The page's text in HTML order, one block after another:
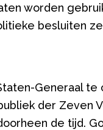
worden
besluiten
Generaal
der Zeven
de tijd.